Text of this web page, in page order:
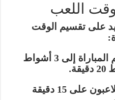
اللعب
على تقسيم الوقت
المباراة إلى
3 أشواط
يحصل اللاعبون على 15 دقيقة